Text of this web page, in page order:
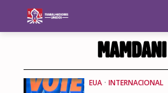
MAMDANI
EUA · INTERNACIONAL